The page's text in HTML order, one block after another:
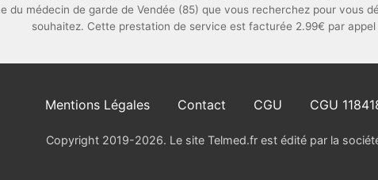
du médecin de garde de Vendée (85) que vous recherchez pour vous
souhaitez. Cette prestation de service est facturée 2.99€ par
Mentions Légales Contact CGU CGU
Copyright 2019-2026. Le site Telmed.fr est édité par la